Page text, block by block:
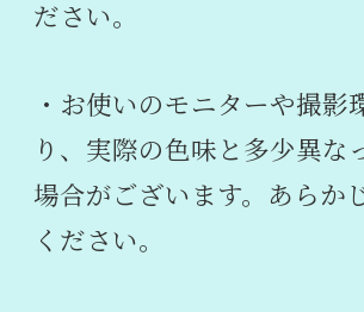
ださい。
・お使いのモニターや撮影
り、実際の色味と多少異な
場合がございます。あらか
ください。